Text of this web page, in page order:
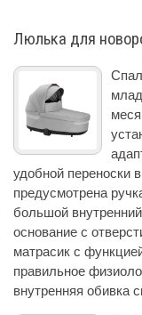
Люлька для
удобной переноски
предусмотрена
большой
основание с
матрасик с
правильное
внутренняя обивка